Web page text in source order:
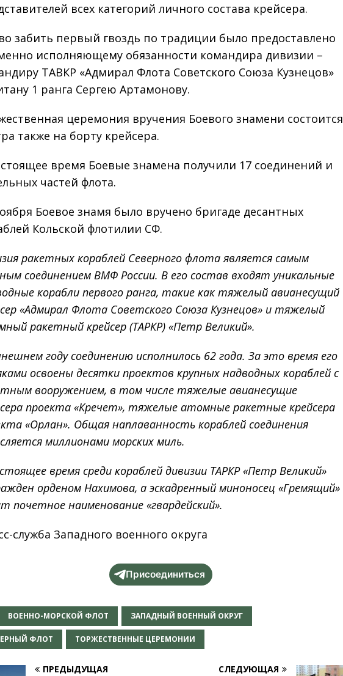
всех категорий личного состава крейсера.
забить первый гвоздь по традиции было предоставлено
исполняющему обязанности командира дивизии –
ТАВКР «Адмирал Флота Советского Союза Кузнецов»
1 ранга Сергею Артамонову.
церемония вручения Боевого знамени состоится
также на борту крейсера.
время Боевые знамена получили 17 соединений и
частей флота.
Боевое знамя было вручено бригаде десантных
Кольской флотилии СФ.
ракетных кораблей Северного флота является самым
соединением ВМФ России. В его состав входят уникальные
корабли первого ранга, такие как тяжелый авианесущий
«Адмирал Флота Советского Союза Кузнецов» и тяжелый
ракетный крейсер (ТАРКР) «Петр Великий».
году соединению исполнилось 62 года. За это время его
освоены десятки проектов крупных надводных кораблей с
вооружением, в том числе тяжелые авианесущие
проекта «Кречет», тяжелые атомные ракетные крейсера
«Орлан». Общая наплаванность кораблей соединения
миллионами морских миль.
время среди кораблей дивизии ТАРКР «Петр Великий»
орденом Нахимова, а эскадренный миноносец «Гремящий»
почетное наименование «гвардейский».
служба Западного военного округа
Присоединиться
ВОЕННО-МОРСКОЙ ФЛОТ ЗАПАДНЫЙ ВОЕННЫЙ ОКРУГ
ФЛОТ ТОРЖЕСТВЕННЫЕ ЦЕРЕМОНИИ
ПРЕДЫДУЩАЯ СЛЕДУЮЩАЯ